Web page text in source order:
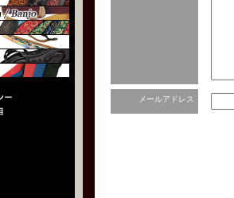
メールアドレス